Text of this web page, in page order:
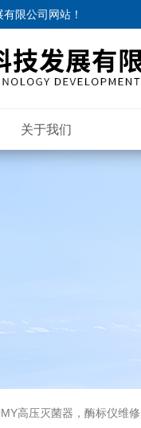
有限公司网站 ！
关于我们
高压灭菌器，酶标仪维